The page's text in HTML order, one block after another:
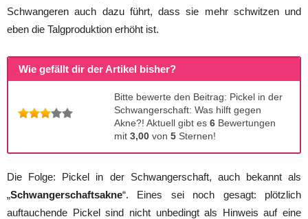
Schwangeren auch dazu führt, dass sie mehr schwitzen und
eben die Talgproduktion erhöht ist.
Wie gefällt dir der Artikel bisher?
Bitte bewerte den Beitrag: Pickel in der
Schwangerschaft: Was hilft gegen
Akne?! Aktuell gibt es 6 Bewertungen
mit 3,00 von 5 Sternen!
Die Folge: Pickel in der Schwangerschaft, auch bekannt als
„Schwangerschaftsakne“. Eines sei noch gesagt: plötzlich
auftauchende Pickel sind nicht unbedingt als Hinweis auf eine